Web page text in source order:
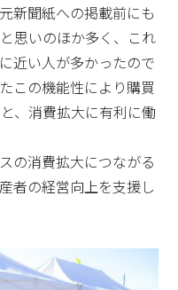
新聞紙への掲載前にも
思いのほか多く、これ
近い人が多かったので
この機能性により購買
、消費拡大に有利に働
の消費拡大につながる
者の経営向上を支援し